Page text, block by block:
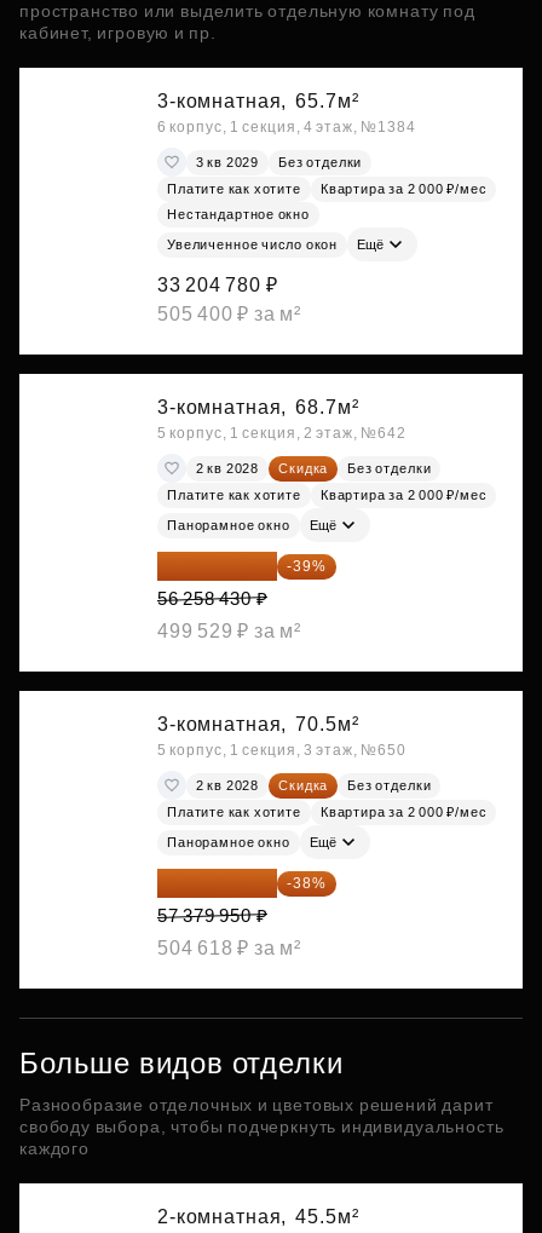
пространство или выделить отдельную комнату под
кабинет, игровую и пр.
3-комнатная, 65.7м²
6 корпус, 1 секция, 4 этаж, №1384
3 кв 2029
Без отделки
Платите как хотите
Квартира за 2 000 ₽/мес
Нестандартное окно
Увеличенное число окон Ещё
33 204 780 ₽
505 400 ₽ за м²
3-комнатная, 68.7м²
5 корпус, 1 секция, 2 этаж, №642
2 кв 2028 Скидка
Без отделки
Платите как хотите
Квартира за 2 000 ₽/мес
Панорамное окно Ещё
34 317 642 ₽ -39%
56 258 430 ₽
499 529 ₽ за м²
3-комнатная, 70.5м²
5 корпус, 1 секция, 3 этаж, №650
2 кв 2028 Скидка
Без отделки
Платите как хотите
Квартира за 2 000 ₽/мес
Панорамное окно Ещё
35 575 569 ₽ -38%
57 379 950 ₽
504 618 ₽ за м²
Больше видов отделки
Разнообразие отделочных и цветовых решений дарит
свободу выбора, чтобы подчеркнуть индивидуальность
каждого
2-комнатная, 45.5м²